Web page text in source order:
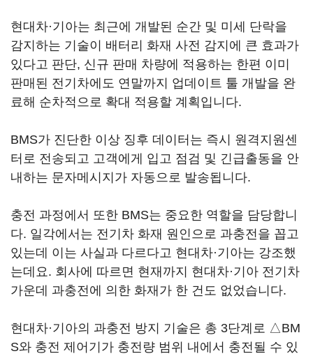
현대차·기아는 최근에 개발된 순간 및 미세 단락을
감지하는 기술이 배터리 화재 사전 감지에 큰 효과가
있다고 판단, 신규 판매 차량에 적용하는 한편 이미
판매된 전기차에도 연말까지 업데이트 툴 개발을 완
료해 순차적으로 확대 적용할 계획입니다.
BMS가 진단한 이상 징후 데이터는 즉시 원격지원센
터로 전송되고 고객에게 입고 점검 및 긴급출동을 안
내하는 문자메시지가 자동으로 발송됩니다.
충전 과정에서 또한 BMS는 중요한 역할을 담당합니
다. 일각에서는 전기차 화재 원인으로 과충전을 꼽고
있는데 이는 사실과 다르다고 현대차·기아는 강조했
는데요. 회사에 따르면 현재까지 현대차·기아 전기차
가운데 과충전에 의한 화재가 한 건도 없었습니다.
현대차·기아의 과충전 방지 기술은 총 3단계로 △BM
S와 충전 제어기가 충전량 범위 내에서 충전될 수 있